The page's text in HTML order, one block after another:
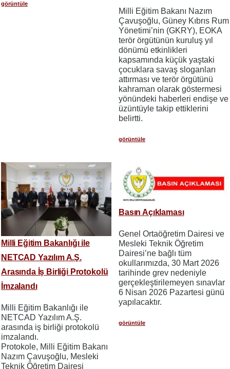
görüntüle
Milli Eğitim Bakanı Nazım
Çavuşoğlu, Güney Kıbrıs Rum
Yönetimi’nin (GKRY), EOKA
terör örgütünün kuruluş yıl
dönümü etkinlikleri
kapsamında küçük yaştaki
çocuklara savaş sloganları
attırması ve terör örgütünü
kahraman olarak göstermesi
yönündeki haberleri endişe ve
üzüntüyle takip ettiklerini
belirtti.
görüntüle
Milli Eğitim Bakanlığı ile
NETCAD Yazılım A.Ş.
Arasında İş Birliği Protokolü
İmzalandı
Milli Eğitim Bakanlığı ile
NETCAD Yazılım A.Ş.
arasında iş birliği protokolü
imzalandı.
Protokole, Milli Eğitim Bakanı
Nazım Çavuşoğlu, Mesleki
Teknik Öğretim Dairesi
Basın Açıklaması
Genel Ortaöğretim Dairesi ve
Mesleki Teknik Öğretim
Dairesi’ne bağlı tüm
okullarımızda, 30 Mart 2026
tarihinde grev nedeniyle
gerçekleştirilemeyen sınavlar
6 Nisan 2026 Pazartesi günü
yapılacaktır.
görüntüle